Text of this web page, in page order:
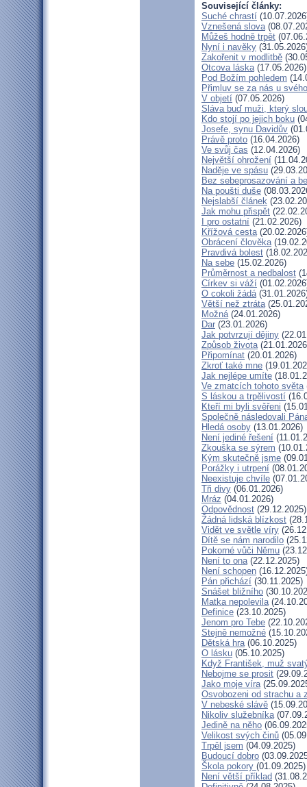
Související články:
Suché chrastí
Vznešená slova
Můžeš hodně trpět
Nyní i navěky
Zakořenit v modlitbě
Otcova láska(17.05.2026)
Pod Božím pohledem
Přimluv se za nás u
V objetí (07.05.2026)
Sláva buď muži, který
Kdo stojí po jejich boku
Josefe, synu Davidův
Právě proto (16.04.2026)
Ve svůj čas (12.04.2026)
Největší ohrožení
Naděje ve spásu
Bez sebeprosazování a
Na poušti duše
Nejslabší článek
Jak mohu přispět
I pro ostatní (21.02.2026)
Křížová cesta
Obrácení člověka
Pravdivá bolest
Na sebe (15.02.2026)
Průměrnost a nedbalost
Církev si váží
O cokoli žádá
Větší než ztráta
Možná(24.01.2026)
Dar (23.01.2026)
Jak potvrzují dějiny
Způsob života
Připomínat (20.01.2026)
Zkroť také mne
Jak nejlépe umíte
Ve zmatcích tohoto světa
S láskou a trpělivostí
Kteří mi byli svěřeni
Společně následovali
Hledá osoby (13.01.2026)
Není jediné řešení
Zkouška se sýrem
Kým skutečně jsme
Porážky i utrpení
Neexistuje chvíle
Tři divy (06.01.2026)
Mráz (04.01.2026)
Odpovědnost (29.12.2025)
Žádná lidská blízkost
Vidět ve světle víry
Dítě se nám narodilo
Pokorné vůči Němu
Není to ona(22.12.2025)
Není schopen
Pán přichází (30.11.2025)
Snášet bližního
Matka nepolevila
Definice (23.10.2025)
Jenom pro Tebe
Stejně nemožné
Dětská hra(06.10.2025)
O lásku (05.10.2025)
Když František, muž
Nebojme se prosit
Jako moje víra
Osvobozeni od strachu a
V nebeské slávě
Nikoliv služebníka
Jedině na něho
Velikost svých činů
Trpěl jsem (04.09.2025)
Budoucí dobro
Škola pokory (01.09.2025)
Není větší příklad